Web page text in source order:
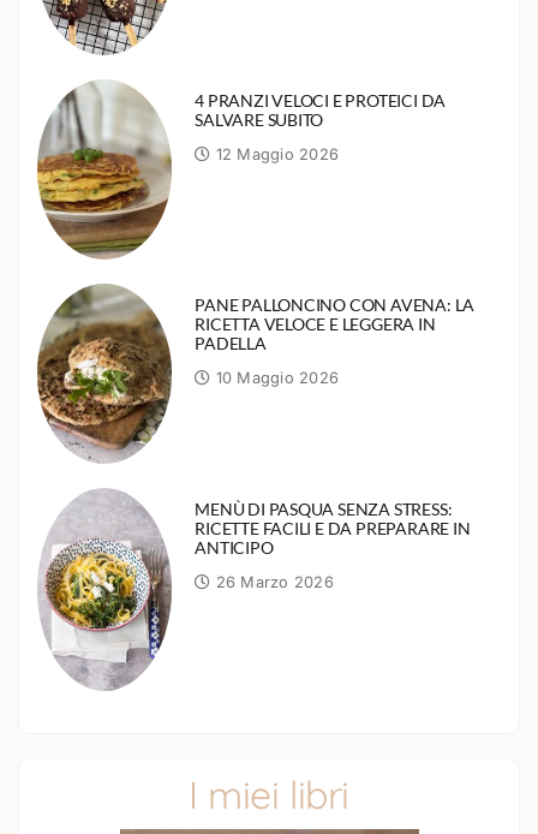
4 PRANZI VELOCI E PROTEICI DA
SALVARE SUBITO
12 Maggio 2026
PANE PALLONCINO CON AVENA: LA
RICETTA VELOCE E LEGGERA IN
PADELLA
10 Maggio 2026
MENÙ DI PASQUA SENZA STRESS:
RICETTE FACILI E DA PREPARARE IN
ANTICIPO
26 Marzo 2026
I miei libri